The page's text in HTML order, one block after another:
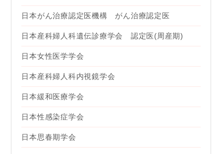
日本がん治療認定医機構 がん治療認定医
日本産科婦人科遺伝診療学会 認定医(周産期)
日本女性医学学会
日本産科婦人科内視鏡学会
日本緩和医療学会
日本性感染症学会
日本思春期学会